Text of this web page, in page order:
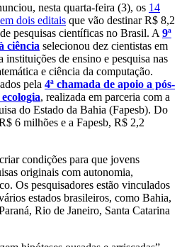
nesta quarta-feira (3), os 14
dois editais que vão destinar R$ 8,2
pesquisas científicas no Brasil. A 9ª
ciência selecionou dez cientistas em
de ensino e pesquisa nas
e ciência da computação.
pela 4ª chamada de apoio a pós-
, realizada em parceria com a
do Estado da Bahia (Fapesb). Do
6 milhões e a Fapesb, R$ 2,2
condições para que jovens
originais com autonomia,
Os pesquisadores estão vinculados
estados brasileiros, como Bahia,
Rio de Janeiro, Santa Catarina